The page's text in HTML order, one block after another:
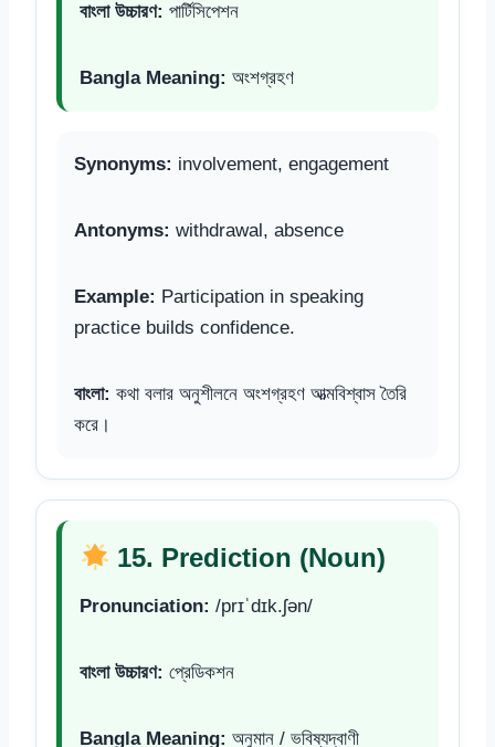
বাংলা উচ্চারণ: পার্টিসিপেশন
Bangla Meaning: অংশগ্রহণ
Synonyms: involvement, engagement
Antonyms: withdrawal, absence
Example: Participation in speaking
practice builds confidence.
বাংলা: কথা বলার অনুশীলনে অংশগ্রহণ আত্মবিশ্বাস তৈরি
করে।
15. Prediction (Noun)
Pronunciation: /prɪˈdɪk.ʃən/
বাংলা উচ্চারণ: প্রেডিকশন
Bangla Meaning: অনুমান / ভবিষ্যদ্বাণী